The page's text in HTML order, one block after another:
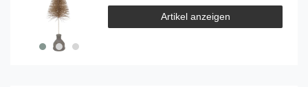
Artikel anzeigen